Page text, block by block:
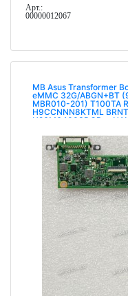
Арт.:
00000012067
MB Asus Transformer
eMMC 32G/ABGN+BT
MBR010-201) T100TA
H9CCNNN8KTML
H26M64003DQR e-